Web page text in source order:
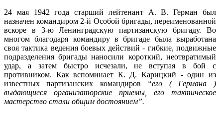
24 мая 1942 года старший лейтенант А. В. Герман был
назначен командиром 2-й Особой бригады, переименованной
вскоре в 3-ю Ленинградскую партизанскую бригаду. Во
многом благодаря командиру в бригаде была выработана
своя тактика ведения боевых действий - гибкие, подвижные
подразделения бригады наносили короткий, неотвратимый
удар, а затем быстро исчезали, не вступая в бой с
противником. Как вспоминает К. Д. Карицкий - один из
известных партизанских командиров “его ( Германа )
выдающиеся организаторские приемы, его тактическое
мастерство стали общим достоянием”.